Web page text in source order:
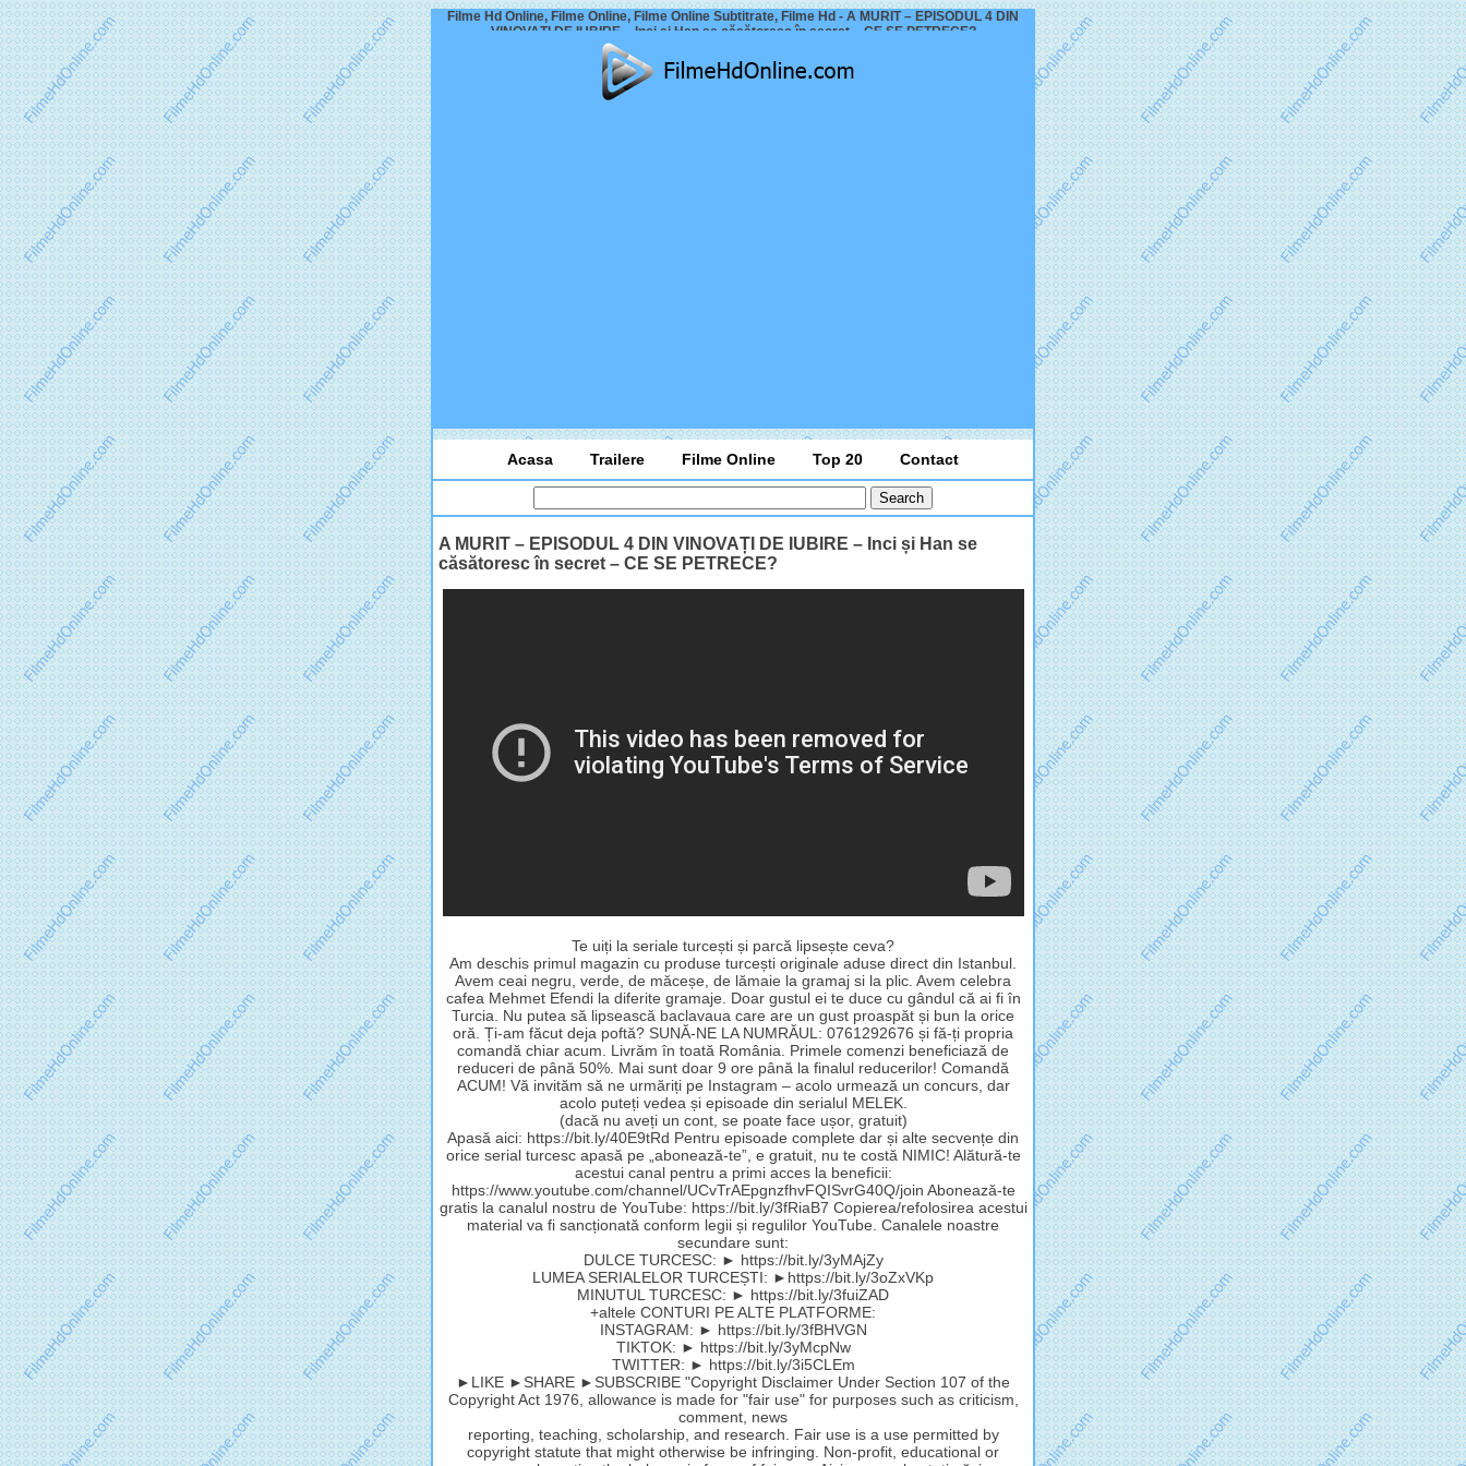
Filme Hd Online, Filme Online, Filme Online Subtitrate, Filme Hd - A MURIT – EPISODUL 4 DIN
VINOVAȚI DE IUBIRE – Inci și Han se căsătoresc în secret – CE SE PETRECE?
Acasa Trailere Filme Online Top 20 Contact
A MURIT – EPISODUL 4 DIN VINOVAȚI DE IUBIRE – Inci și Han se
căsătoresc în secret – CE SE PETRECE?
Te uiți la seriale turcești și parcă lipsește ceva?
Am deschis primul magazin cu produse turcești originale aduse direct din Istanbul.
Avem ceai negru, verde, de măceșe, de lămaie la gramaj si la plic. Avem celebra
cafea Mehmet Efendi la diferite gramaje. Doar gustul ei te duce cu gândul că ai fi în
Turcia. Nu putea să lipsească baclavaua care are un gust proaspăt și bun la orice
oră. Ți-am făcut deja poftă? SUNĂ-NE LA NUMRĂUL: 0761292676 și fă-ți propria
comandă chiar acum. Livrăm în toată România. Primele comenzi beneficiază de
reduceri de până 50%. Mai sunt doar 9 ore până la finalul reducerilor! Comandă
ACUM! Vă invităm să ne urmăriți pe Instagram – acolo urmează un concurs, dar
acolo puteți vedea și episoade din serialul MELEK.
(dacă nu aveți un cont, se poate face ușor, gratuit)
Apasă aici: https://bit.ly/40E9tRd Pentru episoade complete dar și alte secvențe din
orice serial turcesc apasă pe „abonează-te”, e gratuit, nu te costă NIMIC! Alătură-te
acestui canal pentru a primi acces la beneficii:
https://www.youtube.com/channel/UCvTrAEpgnzfhvFQISvrG40Q/join Abonează-te
gratis la canalul nostru de YouTube: https://bit.ly/3fRiaB7 Copierea/refolosirea acestui
material va fi sancționată conform legii și regulilor YouTube. Canalele noastre
secundare sunt:
DULCE TURCESC: ► https://bit.ly/3yMAjZy
LUMEA SERIALELOR TURCEȘTI: ►https://bit.ly/3oZxVKp
MINUTUL TURCESC: ► https://bit.ly/3fuiZAD
+altele CONTURI PE ALTE PLATFORME:
INSTAGRAM: ► https://bit.ly/3fBHVGN
TIKTOK: ► https://bit.ly/3yMcpNw
TWITTER: ► https://bit.ly/3i5CLEm
►LIKE ►SHARE ►SUBSCRIBE "Copyright Disclaimer Under Section 107 of the
Copyright Act 1976, allowance is made for "fair use" for purposes such as criticism,
comment, news
reporting, teaching, scholarship, and research. Fair use is a use permitted by
copyright statute that might otherwise be infringing. Non-profit, educational or